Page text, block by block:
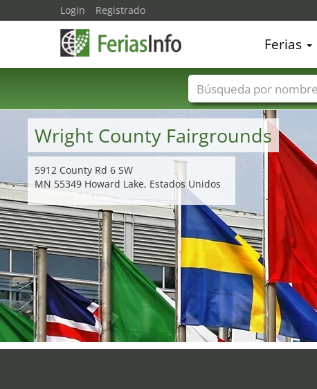
Wright County Fairgrounds
5912 County Rd 6 SW
MN 55349 Howard Lake, Estados Unidos
Login Registrado
Ferias
Nombres de ferias